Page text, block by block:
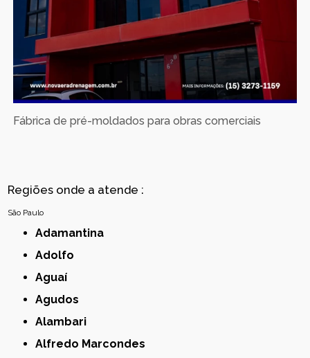
Fábrica de pré-moldados para obras comerciais
Regiões onde a atende :
São Paulo
Adamantina
Adolfo
Aguaí
Agudos
Alambari
Alfredo Marcondes